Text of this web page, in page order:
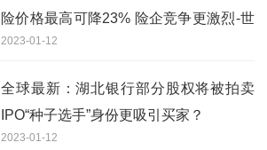
险价格最高可降23% 险企竞争更激烈-世
界快资讯
2023-01-12
全球最新：湖北银行部分股权将被拍卖
IPO“种子选手”身份更吸引买家？
2023-01-12